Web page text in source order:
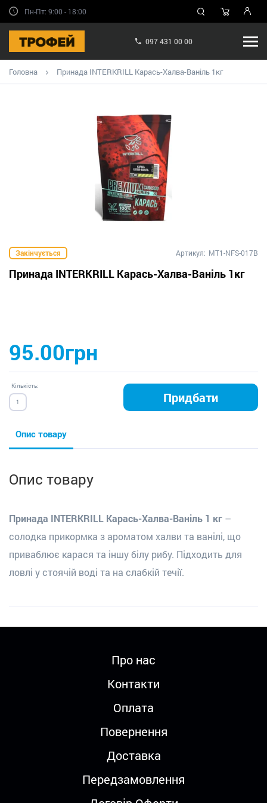
Пн-Пт: 9:00 - 18:00
097 431 00 00
Головна Принада INTERKRILL Карась-Халва-Ваніль 1кг
Закінчується Артикул: MT1-NFS-017B
Принада INTERKRILL Карась-Халва-Ваніль 1кг
95.00грн
Кількість:
Придбати
Опис товару
Опис товару
Принада INTERKRILL Карась-Халва-Ваніль 1 кг –
солодка прикормка з ароматом халви та ванілі, що
приваблює карася та іншу білу рибу. Підходить для
ловлі у стоячій воді та на слабкій течії.
Про нас
Контакти
Оплата
Повернення
Доставка
Передзамовлення